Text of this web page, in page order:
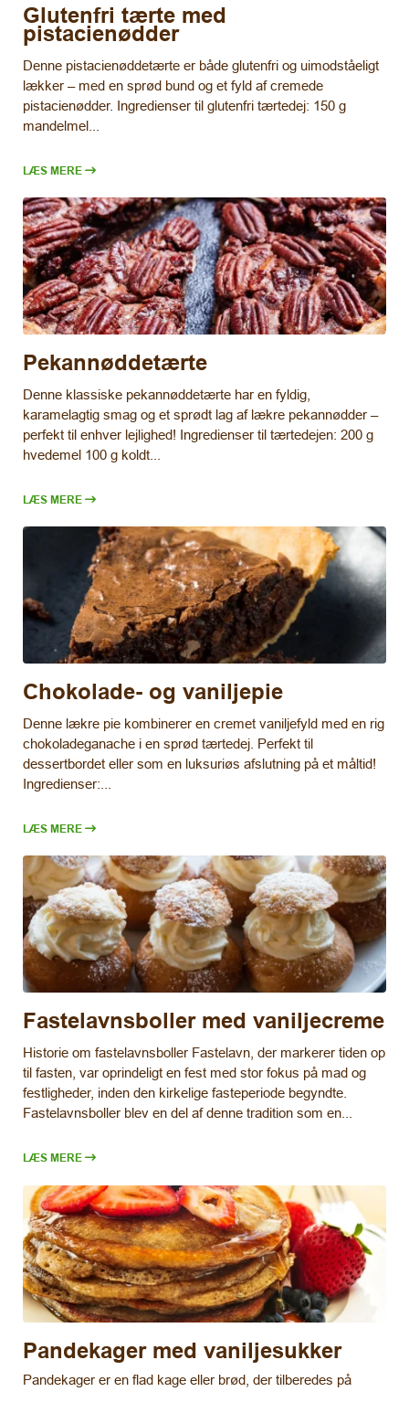
Glutenfri tærte med
pistacienødder
Denne pistacienøddetærte er både glutenfri og uimodståeligt
lækker – med en sprød bund og et fyld af cremede
pistacienødder. Ingredienser til glutenfri tærtedej: 150 g
mandelmel...
LÆS MERE
Pekannøddetærte
Denne klassiske pekannøddetærte har en fyldig,
karamelagtig smag og et sprødt lag af lækre pekannødder –
perfekt til enhver lejlighed! Ingredienser til tærtedejen: 200 g
hvedemel 100 g koldt...
LÆS MERE
Chokolade- og vaniljepie
Denne lækre pie kombinerer en cremet vaniljefyld med en rig
chokoladeganache i en sprød tærtedej. Perfekt til
dessertbordet eller som en luksuriøs afslutning på et måltid!
Ingredienser:...
LÆS MERE
Fastelavnsboller med vaniljecreme
Historie om fastelavnsboller Fastelavn, der markerer tiden op
til fasten, var oprindeligt en fest med stor fokus på mad og
festligheder, inden den kirkelige fasteperiode begyndte.
Fastelavnsboller blev en del af denne tradition som en...
LÆS MERE
Pandekager med vaniljesukker
Pandekager er en flad kage eller brød, der tilberedes på